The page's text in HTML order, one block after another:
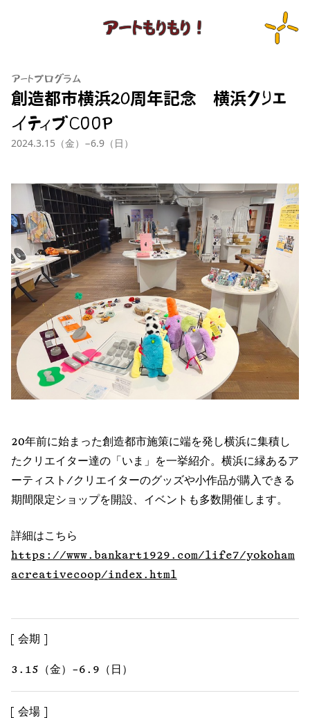
アートもりもり！
アートプログラム
創造都市横浜20周年記念 横浜クリエ
イティブCOOP
2024.3.15（金）−6.9（日）
20年前に始まった創造都市施策に端を発し横浜に集積し
たクリエイター達の「いま」を一挙紹介。横浜に縁あるア
ーティスト/クリエイターのグッズや小作品が購入できる
期間限定ショップを開設、イベントも多数開催します。
詳細はこちら
https://www.bankart1929.com/life7/yokoham
acreativecoop/index.html
会期
3.15（金）−6.9（日）
会場